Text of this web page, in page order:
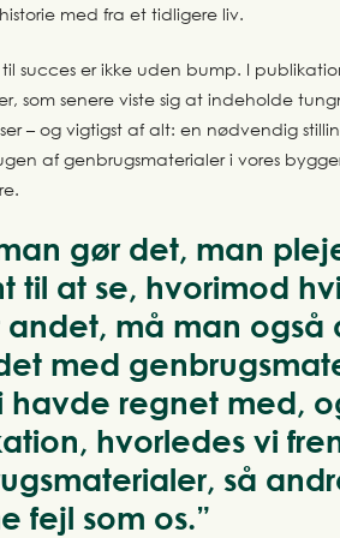
med fra et tidligere liv.
succes er ikke uden bump. I
som senere viste sig at indeholde
– og vigtigst af alt: en nødvendig
af genbrugsmaterialer i vores
gør det, man
til at se, hvorimod
må man også
med
havde regnet med,
hvorledes vi
så
fejl som os.”